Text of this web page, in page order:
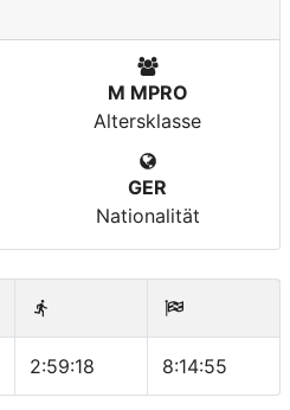
M MPRO
Altersklasse
GER
Nationalität
2:59:18 8:14:55